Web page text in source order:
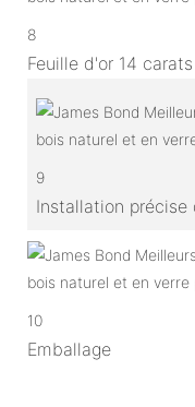
8
Feuille d'or 14
9
Installation précise
10
Emballage